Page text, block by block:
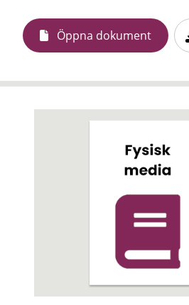
Öppna dokument